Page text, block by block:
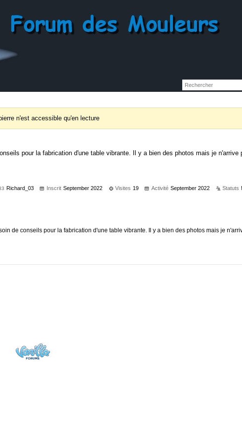
n'est accessible qu'en lecture
pour la fabrication d'une table vibrante. Il y a bien des photos mais je n'arrive
Richard_03 Inscrit September 2022 Visites 19 Activité September 2022 Statuts
de conseils pour la fabrication d'une table vibrante. Il y a bien des photos mais je